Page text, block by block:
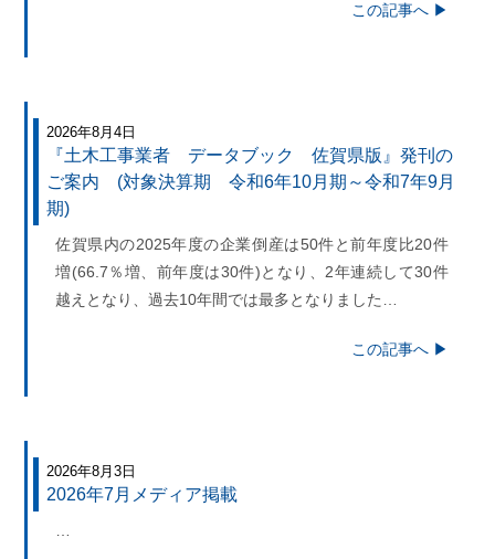
この記事へ ▶
2026年8月4日
『土木工事業者 データブック 佐賀県版』発刊の
ご案内 (対象決算期 令和6年10月期～令和7年9月
期)
佐賀県内の2025年度の企業倒産は50件と前年度比20件
増(66.7％増、前年度は30件)となり、2年連続して30件
越えとなり、過去10年間では最多となりました…
この記事へ ▶
2026年8月3日
2026年7月メディア掲載